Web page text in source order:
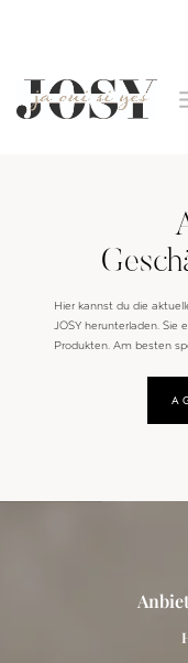
Hier kannst du die
JOSY herunterladen.
Produkten. Am besten